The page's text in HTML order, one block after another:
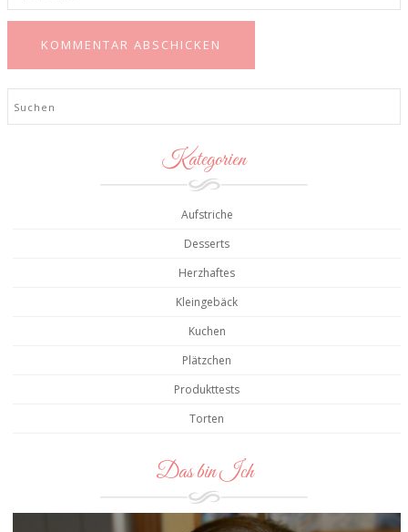
Kategorien
Aufstriche
Desserts
Herzhaftes
Kleingebäck
Kuchen
Plätzchen
Produkttests
Torten
Das bin Ich